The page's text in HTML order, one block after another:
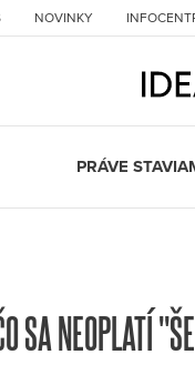
NOVINKY
PRÁVE
SA NEOPLATÍ